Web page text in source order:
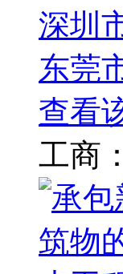
深圳
东莞
查看
工商：